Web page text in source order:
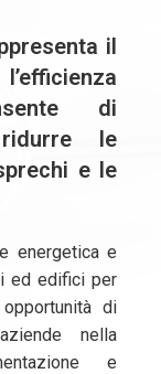
il
di
le
e le
energetica e
ed edifici per
di
nella
e